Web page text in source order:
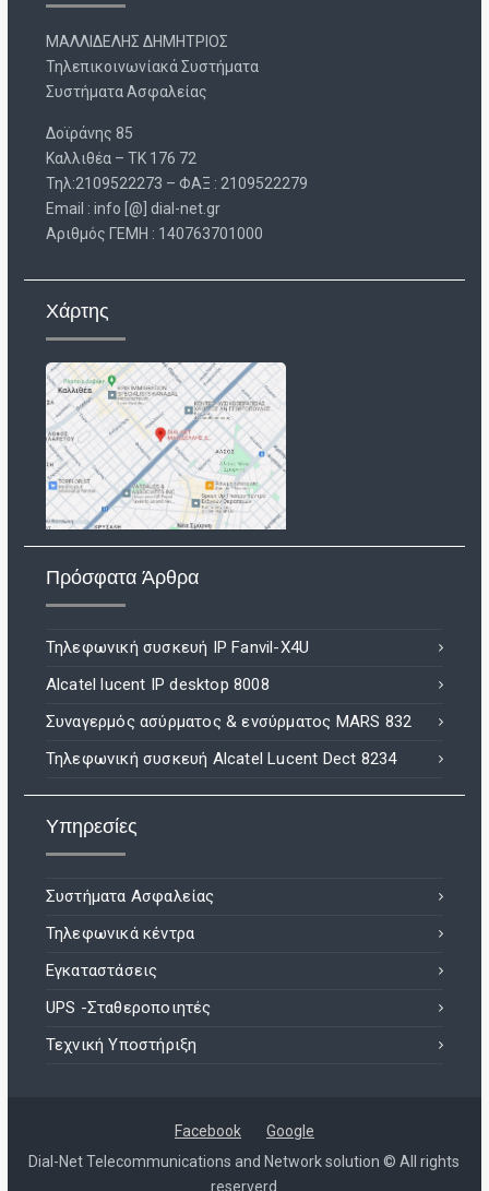
ΜΑΛΛΙΔΕΛΗΣ ΔΗΜΗΤΡΙΟΣ
Τηλεπικοινωνίακά Συστήματα
Συστήματα Ασφαλείας
Δοϊράνης 85
Καλλιθέα – ΤΚ 176 72
Τηλ:2109522273 – ΦΑΞ : 2109522279
Email : info [@] dial-net.gr
Aριθμός ΓΕΜΗ : 140763701000
Χάρτης
Πρόσφατα Άρθρα
Τηλεφωνική συσκευή IP Fanvil-X4U
Alcatel lucent IP desktop 8008
Συναγερμός ασύρματος & ενσύρματος MARS 832
Τηλεφωνική συσκευή Alcatel Lucent Dect 8234
Υπηρεσίες
Συστήματα Ασφαλείας
Τηλεφωνικά κέντρα
Εγκαταστάσεις
UPS -Σταθεροποιητές
Τεχνική Υποστήριξη
Facebook
Google
Dial-Net Telecommunications and Network solution © All rights
reserverd